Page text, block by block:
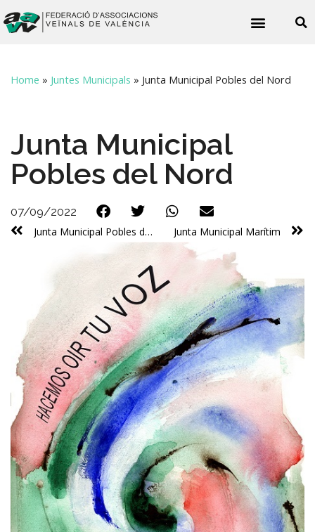
Home » Juntes Municipals » Junta Municipal Pobles del Nord
Junta Municipal
Pobles del Nord
07/09/2022
Junta Municipal Pobles del Sud Junta Municipal Marítim